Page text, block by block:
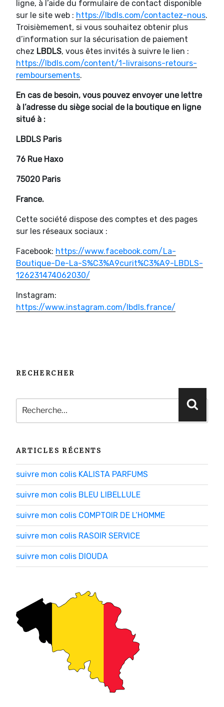
ligne, à l’aide du formulaire de contact disponible
sur le site web : https://lbdls.com/contactez-nous.
Troisièmement, si vous souhaitez obtenir plus
d’information sur la sécurisation de paiement
chez LBDLS, vous êtes invités à suivre le lien :
https://lbdls.com/content/1-livraisons-retours-
remboursements.
En cas de besoin, vous pouvez envoyer une lettre
à l’adresse du siège social de la boutique en ligne
situé à :
LBDLS Paris
76 Rue Haxo
75020 Paris
France.
Cette société dispose des comptes et des pages
sur les réseaux sociaux :
Facebook: https://www.facebook.com/La-
Boutique-De-La-S%C3%A9curit%C3%A9-LBDLS-
126231474062030/
Instagram:
https://www.instagram.com/lbdls.france/
RECHERCHER
Recherche
pour
:
ARTICLES RÉCENTS
suivre mon colis KALISTA PARFUMS
suivre mon colis BLEU LIBELLULE
suivre mon colis COMPTOIR DE L’HOMME
suivre mon colis RASOIR SERVICE
suivre mon colis DIOUDA